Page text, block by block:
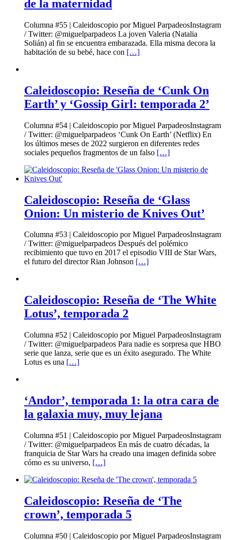
de la maternidad
Columna #55 | Caleidoscopio por Miguel ParpadeosInstagram
/ Twitter: @miguelparpadeos La joven Valeria (Natalia
Solián) al fin se encuentra embarazada. Ella misma decora la
habitación de su bebé, hace con […]
Caleidoscopio: Reseña de ‘Cunk On
Earth’ y ‘Gossip Girl: temporada 2’
Columna #54 | Caleidoscopio por Miguel ParpadeosInstagram
/ Twitter: @miguelparpadeos ‘Cunk On Earth’ (Netflix) En
los últimos meses de 2022 surgieron en diferentes redes
sociales pequeños fragmentos de un falso […]
Caleidoscopio: Reseña de ‘Glass
Onion: Un misterio de Knives Out’
Columna #53 | Caleidoscopio por Miguel ParpadeosInstagram
/ Twitter: @miguelparpadeos Después del polémico
recibimiento que tuvo en 2017 el episodio VIII de Star Wars,
el futuro del director Rian Johnson […]
Caleidoscopio: Reseña de ‘The White
Lotus’, temporada 2
Columna #52 | Caleidoscopio por Miguel ParpadeosInstagram
/ Twitter: @miguelparpadeos Para nadie es sorpresa que HBO
serie que lanza, serie que es un éxito asegurado. The White
Lotus es una […]
‘Andor’, temporada 1: la otra cara de
la galaxia muy, muy lejana
Columna #51 | Caleidoscopio por Miguel ParpadeosInstagram
/ Twitter: @miguelparpadeos En más de cuatro décadas, la
franquicia de Star Wars ha creado una imagen definida sobre
cómo es su universo, […]
Caleidoscopio: Reseña de ‘The
crown’, temporada 5
Columna #50 | Caleidoscopio por Miguel ParpadeosInstagram